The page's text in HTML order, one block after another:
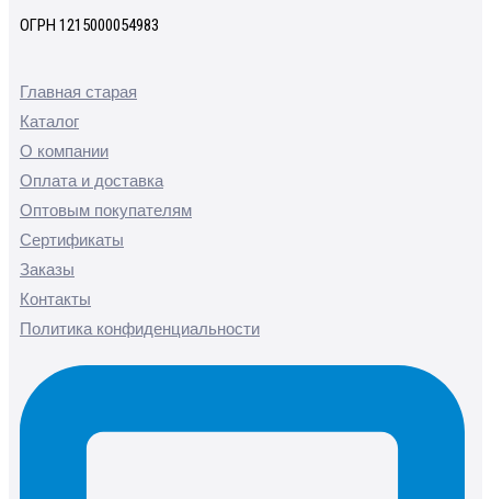
ОГРН 1215000054983
Главная старая
Каталог
О компании
Оплата и доставка
Оптовым покупателям
Сертификаты
Заказы
Контакты
Политика конфиденциальности